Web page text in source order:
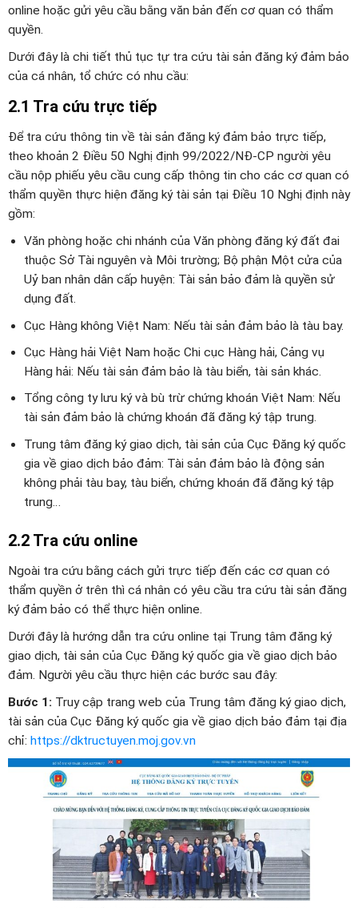
online hoặc gửi yêu cầu bằng văn bản đến cơ quan có thẩm
quyền.
Dưới đây là chi tiết thủ tục tự tra cứu tài sản đăng ký đảm bảo
của cá nhân, tổ chức có nhu cầu:
2.1 Tra cứu trực tiếp
Để tra cứu thông tin về tài sản đăng ký đảm bảo trực tiếp,
theo khoản 2 Điều 50 Nghị định 99/2022/NĐ-CP người yêu
cầu nộp phiếu yêu cầu cung cấp thông tin cho các cơ quan có
thẩm quyền thực hiện đăng ký tài sản tại Điều 10 Nghị định này
gồm:
Văn phòng hoặc chi nhánh của Văn phòng đăng ký đất đai
thuộc Sở Tài nguyên và Môi trường; Bộ phận Một cửa của
Uỷ ban nhân dân cấp huyện: Tài sản bảo đảm là quyền sử
dụng đất.
Cục Hàng không Việt Nam: Nếu tài sản đảm bảo là tàu bay.
Cục Hàng hải Việt Nam hoặc Chi cục Hàng hải, Cảng vụ
Hàng hải: Nếu tài sản đảm bảo là tàu biển, tài sản khác.
Tổng công ty lưu ký và bù trừ chứng khoán Việt Nam: Nếu
tài sản đảm bảo là chứng khoán đã đăng ký tập trung.
Trung tâm đăng ký giao dịch, tài sản của Cục Đăng ký quốc
gia về giao dịch bảo đảm: Tài sản đảm bảo là động sản
không phải tàu bay, tàu biển, chứng khoán đã đăng ký tập
trung…
2.2 Tra cứu online
Ngoài tra cứu bằng cách gửi trực tiếp đến các cơ quan có
thẩm quyền ở trên thì cá nhân có yêu cầu tra cứu tài sản đăng
ký đảm bảo có thể thực hiện online.
Dưới đây là hướng dẫn tra cứu online tại Trung tâm đăng ký
giao dịch, tài sản của Cục Đăng ký quốc gia về giao dịch bảo
đảm. Người yêu cầu thực hiện các bước sau đây:
Bước 1: Truy cập trang web của Trung tâm đăng ký giao dịch,
tài sản của Cục Đăng ký quốc gia về giao dịch bảo đảm tại địa
chỉ: https://dktructuyen.moj.gov.vn